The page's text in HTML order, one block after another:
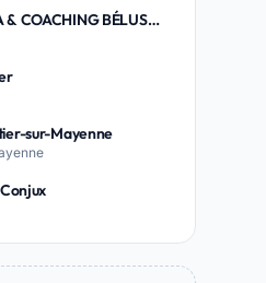
& COACHING BÉLUS
sur-Mayenne